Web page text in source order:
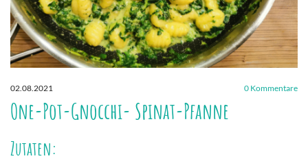
02.08.2021 0 Kommentare
One-Pot-Gnocchi- Spinat-Pfanne
Zutaten: